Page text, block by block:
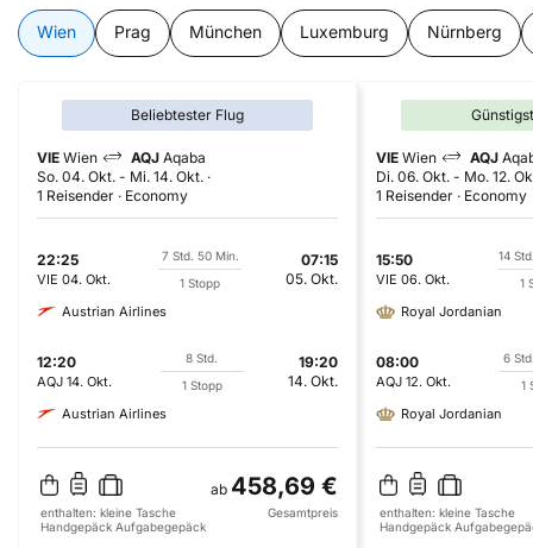
Wien Prag München Luxemburg Nürnberg
Beliebtester Flug
VIE Wien AQJ Aqaba
So. 04. Okt. - Mi. 14. Okt.
1 Reisender
Economy
22:25
VIE 04. Okt.
7 Std. 50 Min.
1 Stopp
07:15
05. Okt.
Austrian Airlines
12:20
AQJ 14. Okt.
8 Std.
1 Stopp
19:20
14. Okt.
Austrian Airlines
ab 458,69 €
enthalten: kleine Tasche
Handgepäck Aufgabegepäck
Gesamtpreis
VIE Wien AQJ
Di. 06. Okt. - Mo. 12.
1 Reisender
Economy
15:50
VIE 06. Okt.
14
1
Royal Jordanian
08:00
AQJ 12. Okt.
6
1
Royal Jordanian
enthalten: kleine Tasche
Handgepäck